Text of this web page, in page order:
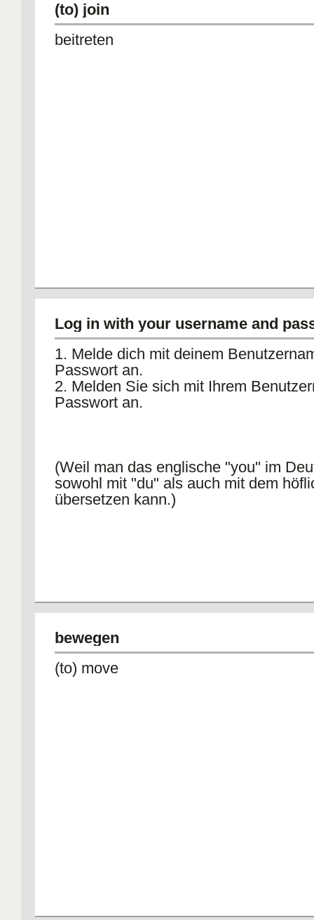
(to) join
beitreten
Log in with your username and
1. Melde dich mit deinem
Passwort an.
2. Melden Sie sich mit Ihrem
Passwort an.
(Weil man das englische "you" im
sowohl mit "du" als auch mit dem
übersetzen kann.)
bewegen
(to) move